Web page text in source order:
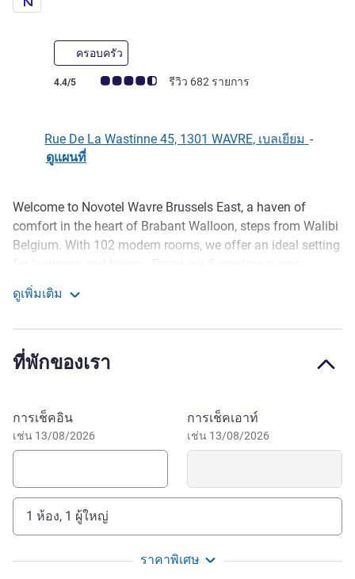
ครอบครัว
คะแนนความคิดเห็นจากแขก (เรทติ้งบน ALL)
4.4/5 รีวิว 682 รายการ
Rue De La Wastinne 45, 1301 WAVRE, เบลเยียม -
ดูแผนที่
รายละเอียด
Welcome to Novotel Wavre Brussels East, a haven of
comfort in the heart of Brabant Walloon, steps from Walibi
Belgium. With 102 modern rooms, we offer an ideal setting
restaurant-bar, terrace, and free private parking. Explore
Walibi, the Hergé Museum, Adventure Parc, and Wavre's
your stay today!
the famous Walibi theme park, making it ideal for
relaxation or a leisure escape with the family. Other
amusement parks nearby Wavre are Adventure Parc and
about comics in Louvain la Neuve, and is just 5km from
Wavre. Wavre has a historical city center and offers great
shops, bars and restaurants for some local Belgium
ดูเพิ่มเติม
ที่พักของเรา
จองโรงแรมนี้
การเช็คอิน
เช่น 13/08/2026
การเช็คเอาท์
เช่น 13/08/2026
1 ห้อง, 1 ผู้ใหญ่
ราคาพิเศษ